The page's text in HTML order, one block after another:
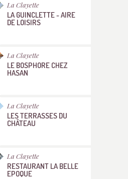
La Clayette
LA GUINCLETTE - AIRE
DE LOISIRS
La Clayette
LE BOSPHORE CHEZ
HASAN
La Clayette
LES TERRASSES DU
CHÂTEAU
La Clayette
RESTAURANT LA BELLE
EPOQUE